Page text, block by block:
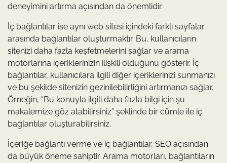
deneyimini artırma açısından da önemlidir.
İç bağlantılar ise aynı web sitesi içindeki farklı sayfalar
arasında bağlantılar oluşturmaktır. Bu, kullanıcıların
sitenizi daha fazla keşfetmelerini sağlar ve arama
motorlarına içeriklerinizin ilişkili olduğunu gösterir. İç
bağlantılar, kullanıcılara ilgili diğer içeriklerinizi sunmanızı
ve bu şekilde sitenizin gezinilebilirliğini artırmanızı sağlar.
Örneğin, “Bu konuyla ilgili daha fazla bilgi için şu
makalemize göz atabilirsiniz” şeklinde bir cümle ile iç
bağlantılar oluşturabilirsiniz.
İçeriğe bağlantı verme ve iç bağlantılar, SEO açısından
da büyük öneme sahiptir. Arama motorları, bağlantıların